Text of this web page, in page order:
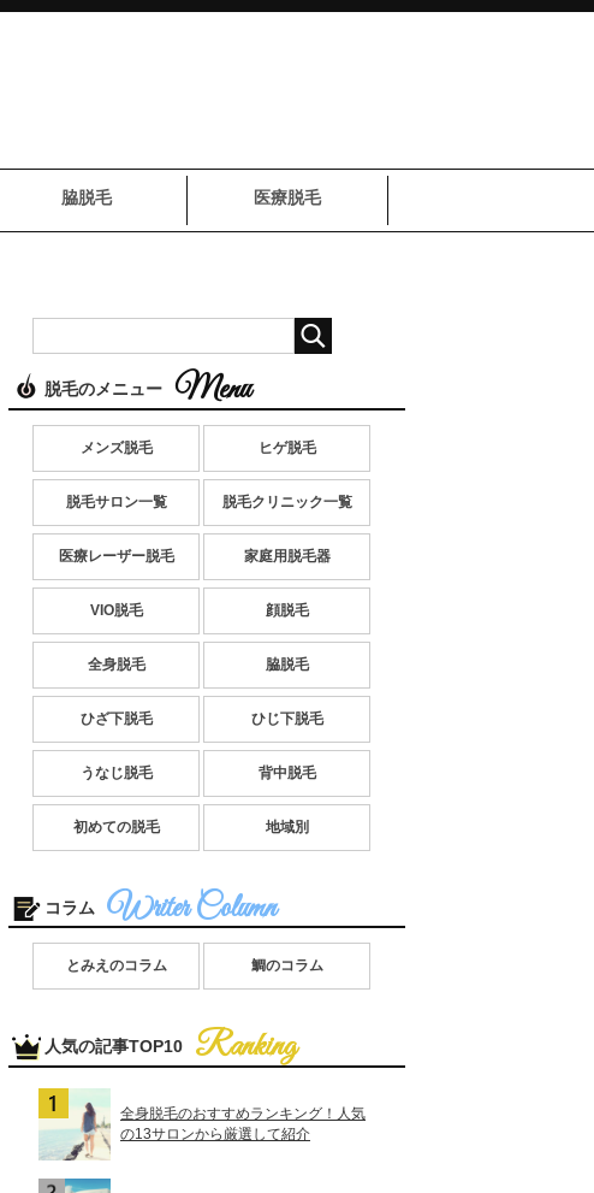
脇脱毛 医療脱毛
脱毛のメニュー
メンズ脱毛 ヒゲ脱毛
脱毛サロン一覧 脱毛クリニック一覧
医療レーザー脱毛 家庭用脱毛器
VIO脱毛 顔脱毛
全身脱毛 脇脱毛
ひざ下脱毛 ひじ下脱毛
うなじ脱毛 背中脱毛
初めての脱毛 地域別
コラム
とみえのコラム 鯛のコラム
人気の記事TOP10
全身脱毛のおすすめランキング！人気
の13サロンから厳選して紹介